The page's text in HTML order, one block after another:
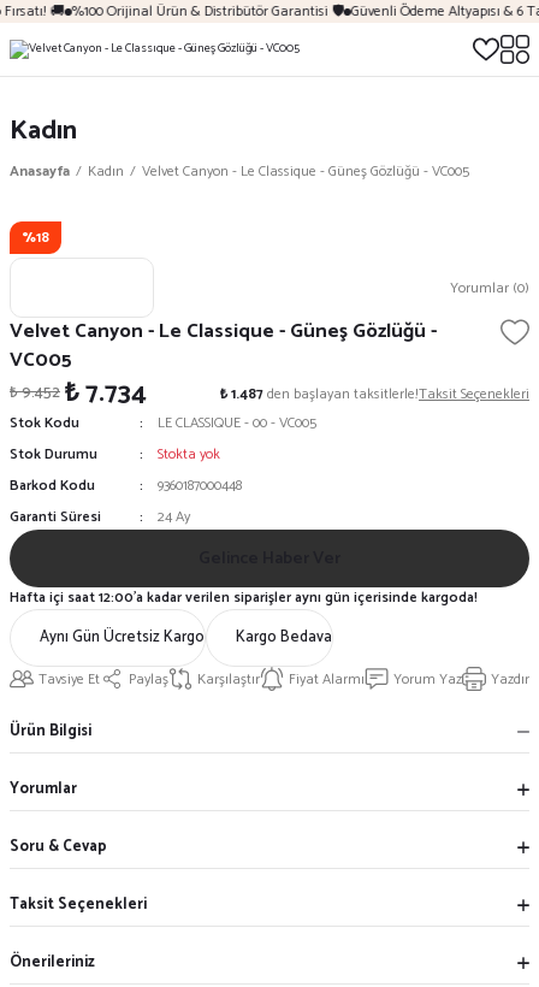
🚚 %100 Orijinal Ürün & Distribütör Garantisi 🛡️ Güvenli Ödeme Altyapısı & 6
Kadın
Anasayfa Kadın Velvet Canyon - Le Classique - Güneş Gözlüğü - VC005
%18
Yorumlar (0)
Velvet Canyon - Le Classique - Güneş Gözlüğü -
VC005
₺ 9.452₺ 7.734 ₺ 1.487den başlayan taksitlerle!Taksit Seçenekleri
Stok Kodu
LE CLASSIQUE - 00 - VC005
Stok Durumu
Stokta yok
Barkod Kodu
9360187000448
Garanti Süresi
24 Ay
Aynı Gün Ücretsiz Kargo Kargo Bedava
Tavsiye Et Paylaş Karşılaştır Fiyat Alarmı Yorum Yaz Yazdır
Hafta içi saat 12:00'a kadar verilen siparişler aynı gün içerisinde kargoda!
Ürün Bilgisi
Yorumlar
Soru & Cevap
Taksit Seçenekleri
Önerileriniz